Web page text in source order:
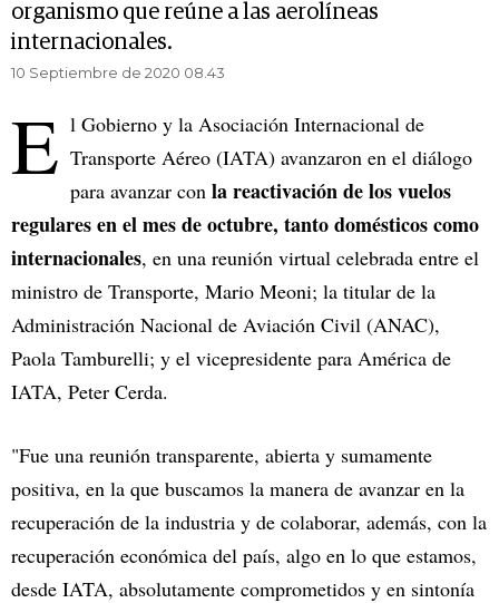
organismo que reúne a las aerolíneas
internacionales.
10 Septiembre de 2020 08.43
E l Gobierno y la Asociación Internacional de
Transporte Aéreo (IATA) avanzaron en el diálogo
para avanzar con la reactivación de los vuelos
regulares en el mes de octubre, tanto domésticos como
internacionales, en una reunión virtual celebrada entre el
ministro de Transporte, Mario Meoni; la titular de la
Administración Nacional de Aviación Civil (ANAC),
Paola Tamburelli; y el vicepresidente para América de
IATA, Peter Cerda.
"Fue una reunión transparente, abierta y sumamente
positiva, en la que buscamos la manera de avanzar en la
recuperación de la industria y de colaborar, además, con la
recuperación económica del país, algo en lo que estamos,
desde IATA, absolutamente comprometidos y en sintonía